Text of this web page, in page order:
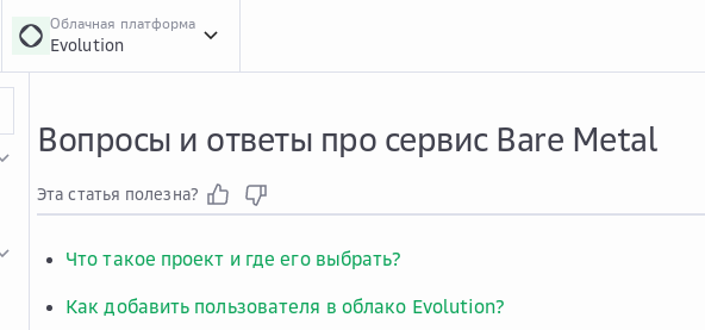
Облачная платформа
Evolution
Вопросы и ответы про сервис Bare Metal
Эта статья полезна?
Что такое проект и где его выбрать?
Как добавить пользователя в облако Evolution?